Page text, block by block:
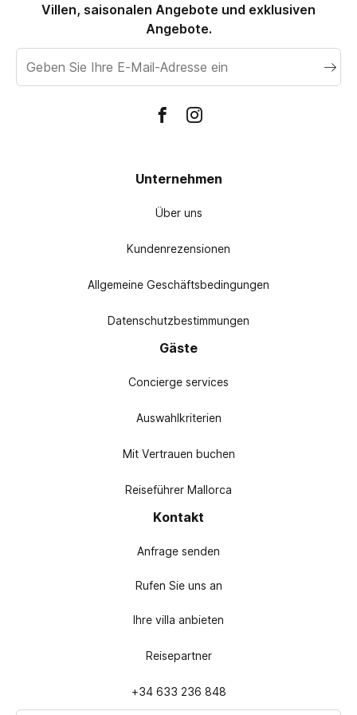
zurückkehren können.
und historische Nachbarstädte souverän zu entdecken. Die
meisten unserer Premium-Ferienunterkünfte in Manacor
befinden sich auf weitläufigen Privatgrundstücken mit
hochsicheren Parkplätzen, was eine makellos sichere Basis
für Ihre Reisen garantiert.
Villen, saisonalen Angebote und exklusiven
Angebote.
E-
Mail
Unternehmen
Über uns
Kundenrezensionen
Allgemeine Geschäftsbedingungen
Datenschutzbestimmungen
Gäste
Concierge services
Auswahlkriterien
Mit Vertrauen buchen
Reiseführer Mallorca
Kontakt
Anfrage senden
Rufen Sie uns an
Ihre villa anbieten
Reisepartner
+34 633 236 848